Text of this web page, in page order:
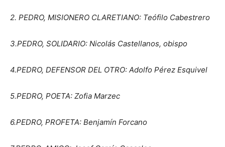
2. PEDRO, MISIONERO CLARETIANO: Teófilo Cabestrero
3.PEDRO, SOLIDARIO: Nicolás Castellanos, obispo
4.PEDRO, DEFENSOR DEL OTRO: Adolfo Pérez Esquivel
5.PEDRO, POETA: Zofia Marzec
6.PEDRO, PROFETA: Benjamín Forcano